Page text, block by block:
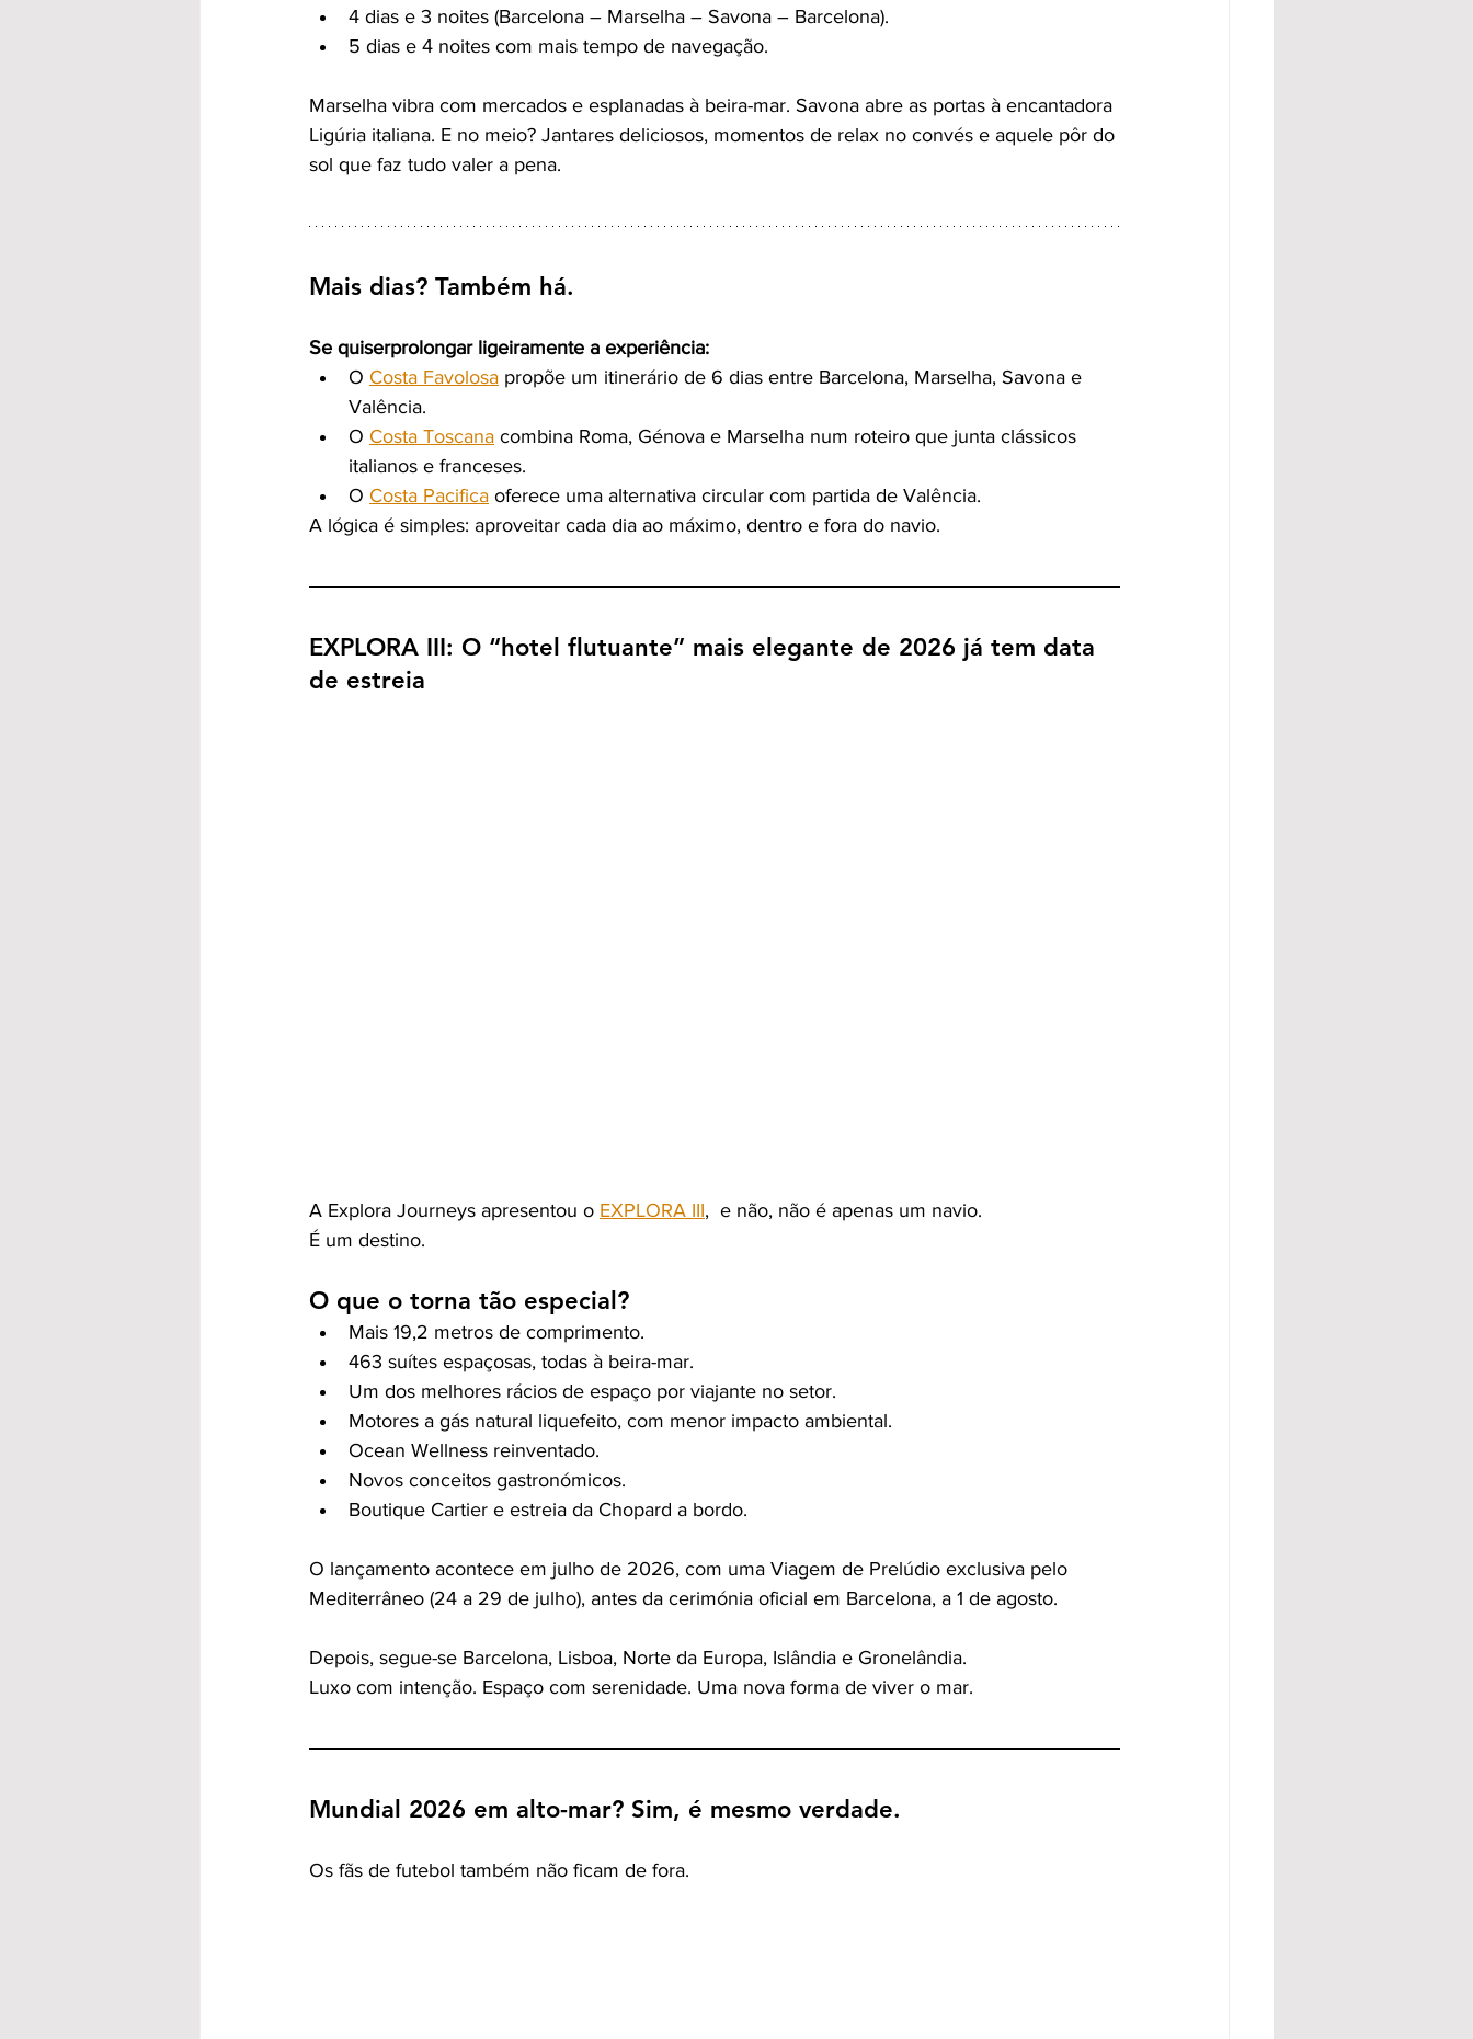
4 dias e 3 noites (Barcelona – Marselha – Savona – Barcelona).
5 dias e 4 noites com mais tempo de navegação.
Marselha vibra com mercados e esplanadas à beira-mar. Savona abre as portas à encantadora
Ligúria italiana. E no meio? Jantares deliciosos, momentos de relax no convés e aquele pôr do
sol que faz tudo valer a pena.
Mais dias? Também há.
Se quiserprolongar ligeiramente a experiência:
O Costa Favolosa propõe um itinerário de 6 dias entre Barcelona, Marselha, Savona e
Valência.
O Costa Toscana combina Roma, Génova e Marselha num roteiro que junta clássicos
italianos e franceses.
O Costa Pacifica oferece uma alternativa circular com partida de Valência.
A lógica é simples: aproveitar cada dia ao máximo, dentro e fora do navio.
EXPLORA III: O “hotel flutuante” mais elegante de 2026 já tem data
de estreia
A Explora Journeys apresentou o EXPLORA III,  e não, não é apenas um navio.
É um destino.
O que o torna tão especial?
Mais 19,2 metros de comprimento.
463 suítes espaçosas, todas à beira-mar.
Um dos melhores rácios de espaço por viajante no setor.
Motores a gás natural liquefeito, com menor impacto ambiental.
Ocean Wellness reinventado.
Novos conceitos gastronómicos.
Boutique Cartier e estreia da Chopard a bordo.
O lançamento acontece em julho de 2026, com uma Viagem de Prelúdio exclusiva pelo
Mediterrâneo (24 a 29 de julho), antes da cerimónia oficial em Barcelona, a 1 de agosto.
Depois, segue-se Barcelona, Lisboa, Norte da Europa, Islândia e Gronelândia.
Luxo com intenção. Espaço com serenidade. Uma nova forma de viver o mar.
Mundial 2026 em alto-mar? Sim, é mesmo verdade.
Os fãs de futebol também não ficam de fora.